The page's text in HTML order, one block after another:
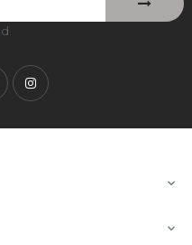
TwitterInstagram

